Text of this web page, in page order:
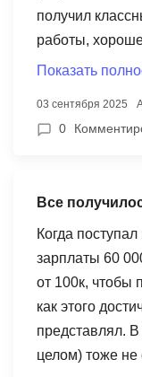
получил
работы,
путешествий.
питание, спорт
снилось.
Показать
03 сентября 2025
0
Все
Когда
зарплаты 60
от 100к, чтобы
как этого
представлял.
целом) тоже не